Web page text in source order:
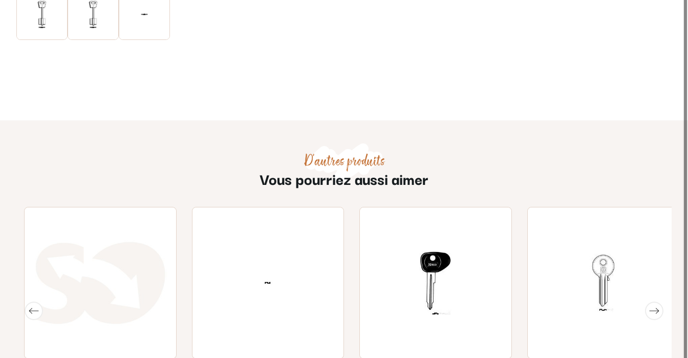
D'autres produits
Vous pourriez aussi aimer